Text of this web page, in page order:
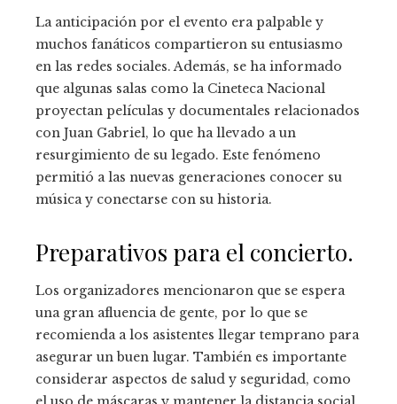
La anticipación por el evento era palpable y
muchos fanáticos compartieron su entusiasmo
en las redes sociales. Además, se ha informado
que algunas salas como la Cineteca Nacional
proyectan películas y documentales relacionados
con Juan Gabriel, lo que ha llevado a un
resurgimiento de su legado. Este fenómeno
permitió a las nuevas generaciones conocer su
música y conectarse con su historia.
Preparativos para el concierto.
Los organizadores mencionaron que se espera
una gran afluencia de gente, por lo que se
recomienda a los asistentes llegar temprano para
asegurar un buen lugar. También es importante
considerar aspectos de salud y seguridad, como